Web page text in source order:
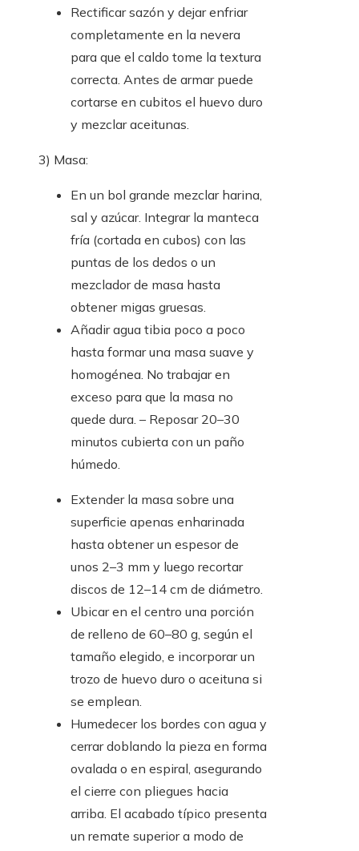
Rectificar sazón y dejar enfriar
completamente en la nevera
para que el caldo tome la textura
correcta. Antes de armar puede
cortarse en cubitos el huevo duro
y mezclar aceitunas.
3) Masa:
En un bol grande mezclar harina,
sal y azúcar. Integrar la manteca
fría (cortada en cubos) con las
puntas de los dedos o un
mezclador de masa hasta
obtener migas gruesas.
Añadir agua tibia poco a poco
hasta formar una masa suave y
homogénea. No trabajar en
exceso para que la masa no
quede dura. – Reposar 20–30
minutos cubierta con un paño
húmedo.
Extender la masa sobre una
superficie apenas enharinada
hasta obtener un espesor de
unos 2–3 mm y luego recortar
discos de 12–14 cm de diámetro.
Ubicar en el centro una porción
de relleno de 60–80 g, según el
tamaño elegido, e incorporar un
trozo de huevo duro o aceituna si
se emplean.
Humedecer los bordes con agua y
cerrar doblando la pieza en forma
ovalada o en espiral, asegurando
el cierre con pliegues hacia
arriba. El acabado típico presenta
un remate superior a modo de